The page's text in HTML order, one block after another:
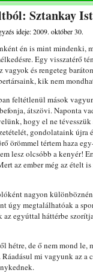
Sztankay
ideje: 2009. október 30.
én is mint mindenki,
Egy visszatérő
vagyok és rengeteg
kik nem
feltétlenül mások
átszövi. Naponta
hogy el ne
gondolataink újra
örömmel tértem haza
lesz olcsóbb a kenyér!
az ember még az ételt
nagyon
úgy megtalálhatóak a
egyúttal háttérbe
hétre, de ő nem mond le,
mi vagyunk az